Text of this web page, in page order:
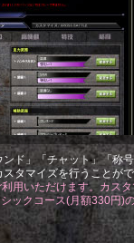
ド」「チャット」「称
タマイズを行うことが
用いただけます。カス
ックコース(月額330円)